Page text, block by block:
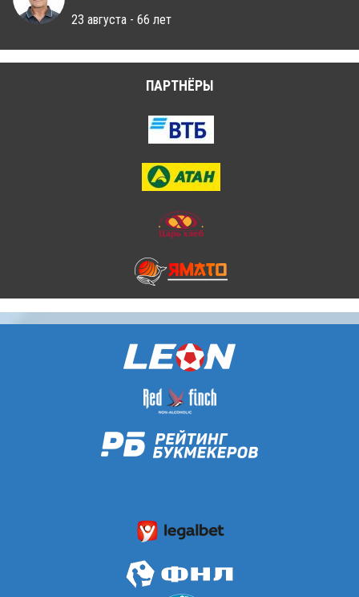
23 августа - 66 лет
ПАРТНЁРЫ